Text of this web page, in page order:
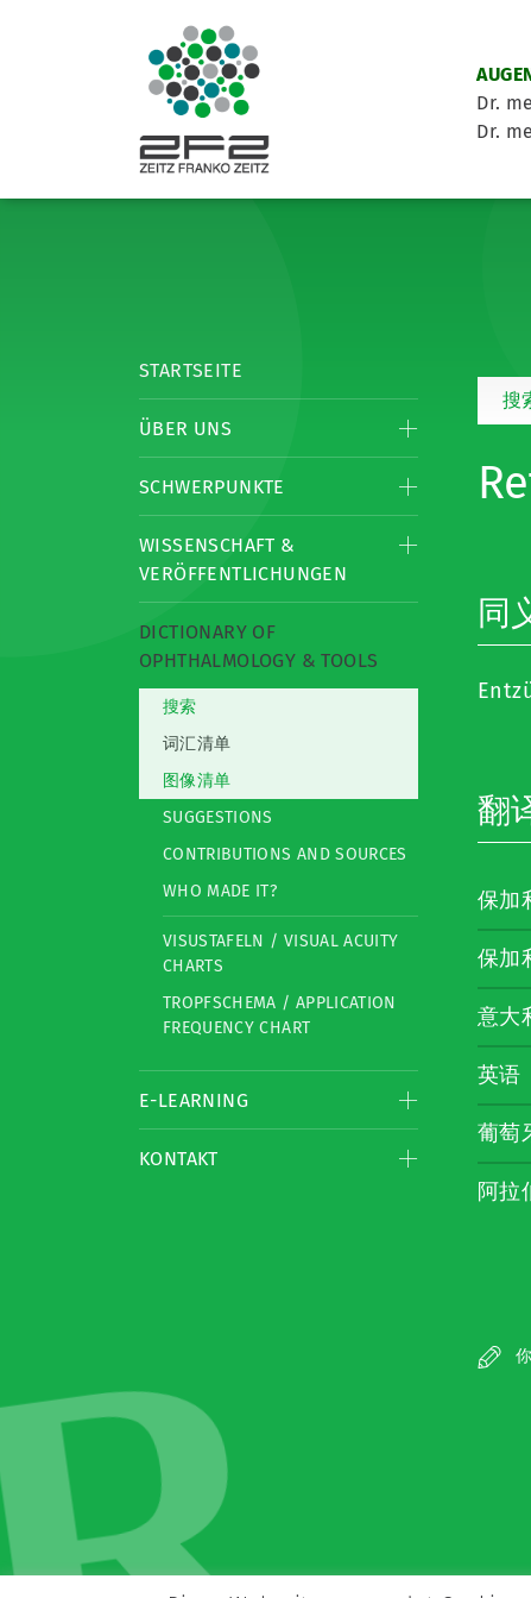
Dr.
Dr.
STARTSEITE
ÜBER UNS
SCHWERPUNKTE
WISSENSCHAFT &
VERÖFFENTLICHUNGEN
DICTIONARY OF
OPHTHALMOLOGY & TOOLS
搜索
词汇清单
图像清单
SUGGESTIONS
CONTRIBUTIONS AND SOURCES
WHO MADE IT?
VISUSTAFELN / VISUAL ACUITY
CHARTS
TROPFSCHEMA / APPLICATION
FREQUENCY CHART
E-LEARNING
KONTAKT
搜
同
翻
保加
保加
意大
英语
葡萄
阿拉